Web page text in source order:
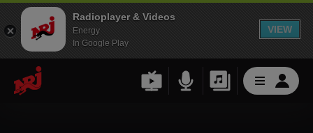
Radioplayer & Videos
Energy
In Google Play
VIEW